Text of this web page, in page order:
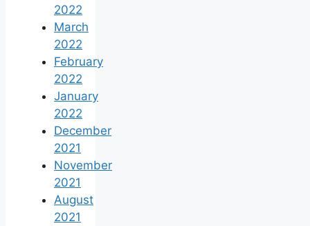
2022
March
2022
February
2022
January
2022
December
2021
November
2021
August
2021